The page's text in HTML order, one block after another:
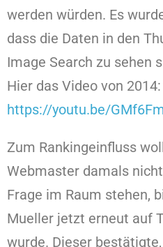
werden würden. Es
dass die Daten in den
Image Search zu sehen
Hier das Video von 2014:
https://youtu.be/
Zum Rankingeinfluss
Webmaster damals
Frage im Raum stehen,
Mueller jetzt erneut auf
wurde. Dieser